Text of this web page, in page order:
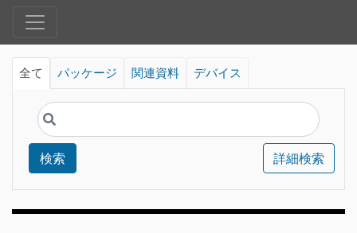
全て パッケージ 関連資料 デバイス
検索 詳細検索